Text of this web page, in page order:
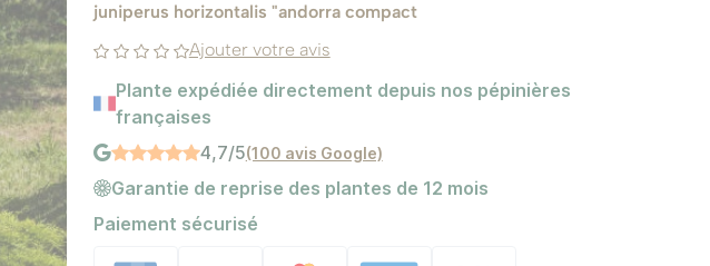
juniperus horizontalis "andorra compact
Ajouter votre avis
Plante expédiée directement depuis nos pépinières
françaises
4,7/5(100 avis Google)
Garantie de reprise des plantes de 12 mois
Paiement sécurisé